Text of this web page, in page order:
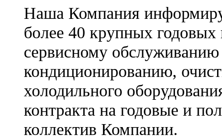
Наша Компания
более 40 крупных годовых
сервисному
кондиционированию,
холодильного
контракта на годовые и
коллектив Компании.